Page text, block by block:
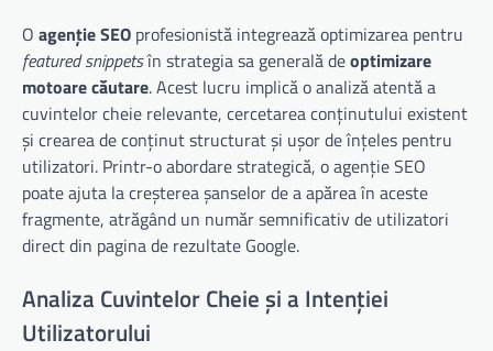
O agenție SEO profesionistă integrează optimizarea pentru
featured snippetsîn strategia sa generală deoptimizare
motoare căutare. Acest lucru implică o analiză atentă a
cuvintelor cheie relevante, cercetarea conținutului existent
și crearea de conținut structurat și ușor de înțeles pentru
utilizatori. Printr-o abordare strategică, o agenție SEO
poate ajuta la creșterea șanselor de a apărea în aceste
fragmente, atrăgând un număr semnificativ de utilizatori
direct din pagina de rezultate Google.
Analiza Cuvintelor Cheie și a Intenției
Utilizatorului